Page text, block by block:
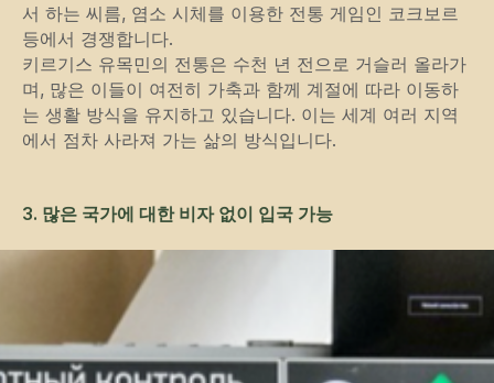
서 하는 씨름, 염소 시체를 이용한 전통 게임인 코크보르
등에서 경쟁합니다.
키르기스 유목민의 전통은 수천 년 전으로 거슬러 올라가
며, 많은 이들이 여전히 가축과 함께 계절에 따라 이동하
는 생활 방식을 유지하고 있습니다. 이는 세계 여러 지역
에서 점차 사라져 가는 삶의 방식입니다.
3. 많은 국가에 대한 비자 없이 입국 가능